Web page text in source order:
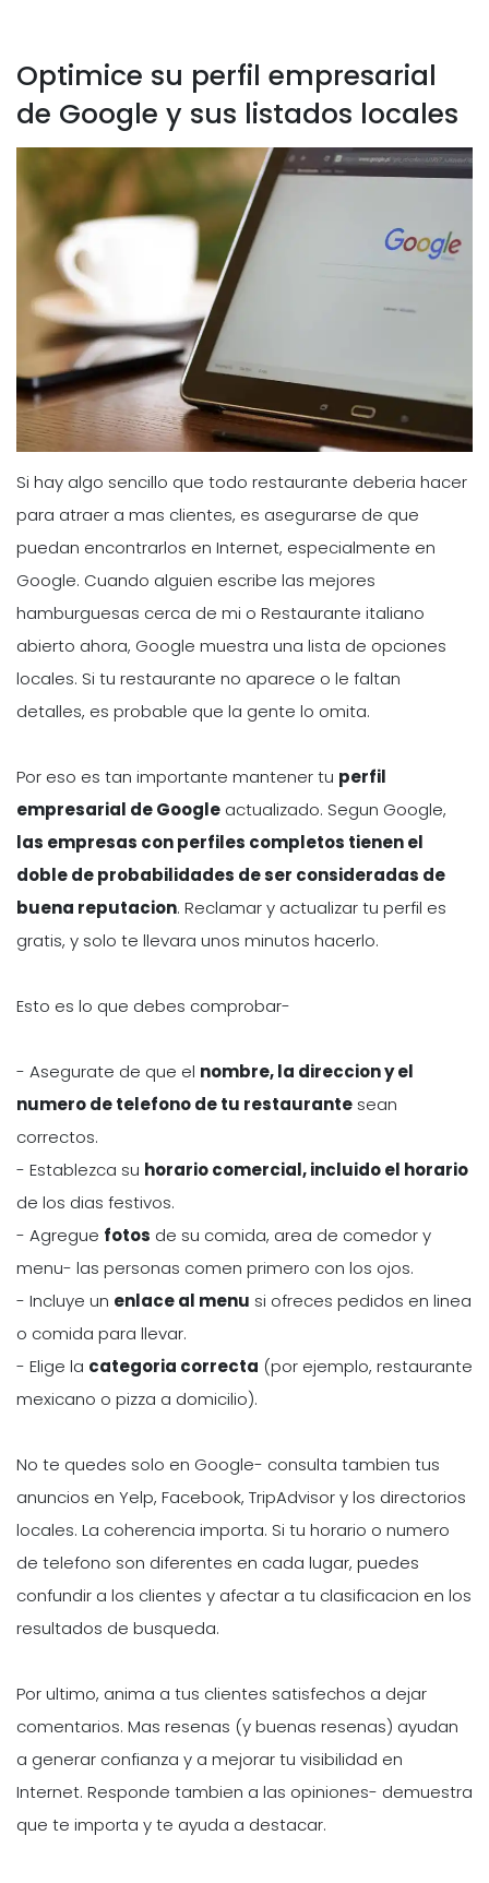
Optimice su perfil empresarial
de Google y sus listados locales
Si hay algo sencillo que todo restaurante deberia hacer
para atraer a mas clientes, es asegurarse de que
puedan encontrarlos en Internet, especialmente en
Google. Cuando alguien escribe las mejores
hamburguesas cerca de mi o Restaurante italiano
abierto ahora, Google muestra una lista de opciones
locales. Si tu restaurante no aparece o le faltan
detalles, es probable que la gente lo omita.
Por eso es tan importante mantener tu perfil
empresarial de Google actualizado. Segun Google,
las empresas con perfiles completos tienen el
doble de probabilidades de ser consideradas de
buena reputacion. Reclamar y actualizar tu perfil es
gratis, y solo te llevara unos minutos hacerlo.
Esto es lo que debes comprobar-
- Asegurate de que el nombre, la direccion y el
numero de telefono de tu restaurante sean
correctos.
- Establezca su horario comercial, incluido el horario
de los dias festivos.
- Agregue fotos de su comida, area de comedor y
menu- las personas comen primero con los ojos.
- Incluye un enlace al menu si ofreces pedidos en linea
o comida para llevar.
- Elige la categoria correcta (por ejemplo, restaurante
mexicano o pizza a domicilio).
No te quedes solo en Google- consulta tambien tus
anuncios en Yelp, Facebook, TripAdvisor y los directorios
locales. La coherencia importa. Si tu horario o numero
de telefono son diferentes en cada lugar, puedes
confundir a los clientes y afectar a tu clasificacion en los
resultados de busqueda.
Por ultimo, anima a tus clientes satisfechos a dejar
comentarios. Mas resenas (y buenas resenas) ayudan
a generar confianza y a mejorar tu visibilidad en
Internet. Responde tambien a las opiniones- demuestra
que te importa y te ayuda a destacar.